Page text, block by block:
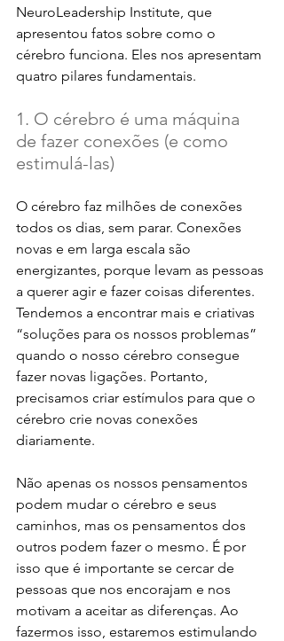
NeuroLeadership Institute, que
apresentou fatos sobre como o
cérebro funciona. Eles nos apresentam
quatro pilares fundamentais.
1. O cérebro é uma máquina
de fazer conexões (e como
estimulá-las)
O cérebro faz milhões de conexões
todos os dias, sem parar. Conexões
novas e em larga escala são
energizantes, porque levam as pessoas
a querer agir e fazer coisas diferentes.
Tendemos a encontrar mais e criativas
“soluções para os nossos problemas”
quando o nosso cérebro consegue
fazer novas ligações. Portanto,
precisamos criar estímulos para que o
cérebro crie novas conexões
diariamente.
Não apenas os nossos pensamentos
podem mudar o cérebro e seus
caminhos, mas os pensamentos dos
outros podem fazer o mesmo. É por
isso que é importante se cercar de
pessoas que nos encorajam e nos
motivam a aceitar as diferenças. Ao
fazermos isso, estaremos estimulando